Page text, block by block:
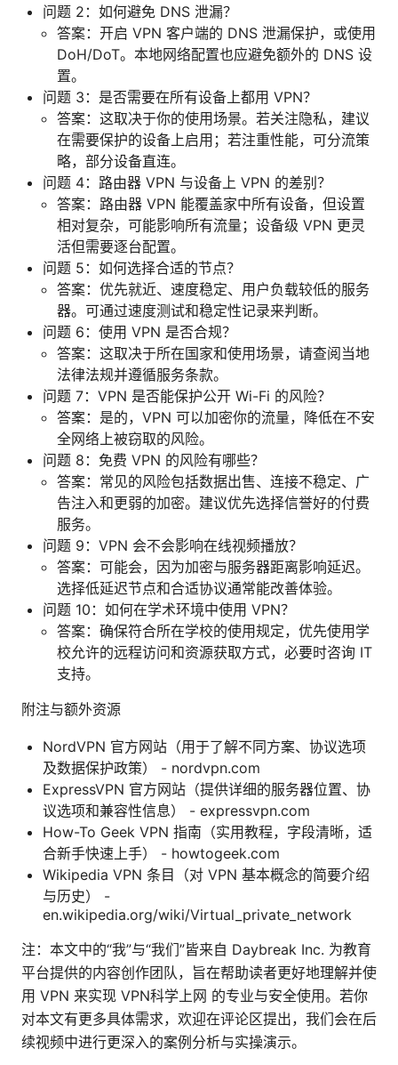
问题 2：如何避免 DNS 泄漏？
答案：开启 VPN 客户端的 DNS 泄漏保护，或使用
DoH/DoT。本地网络配置也应避免额外的 DNS 设
置。
问题 3：是否需要在所有设备上都用 VPN？
答案：这取决于你的使用场景。若关注隐私，建议
在需要保护的设备上启用；若注重性能，可分流策
略，部分设备直连。
问题 4：路由器 VPN 与设备上 VPN 的差别？
答案：路由器 VPN 能覆盖家中所有设备，但设置
相对复杂，可能影响所有流量；设备级 VPN 更灵
活但需要逐台配置。
问题 5：如何选择合适的节点？
答案：优先就近、速度稳定、用户负载较低的服务
器。可通过速度测试和稳定性记录来判断。
问题 6：使用 VPN 是否合规？
答案：这取决于所在国家和使用场景，请查阅当地
法律法规并遵循服务条款。
问题 7：VPN 是否能保护公开 Wi-Fi 的风险？
答案：是的，VPN 可以加密你的流量，降低在不安
全网络上被窃取的风险。
问题 8：免费 VPN 的风险有哪些？
答案：常见的风险包括数据出售、连接不稳定、广
告注入和更弱的加密。建议优先选择信誉好的付费
服务。
问题 9：VPN 会不会影响在线视频播放？
答案：可能会，因为加密与服务器距离影响延迟。
选择低延迟节点和合适协议通常能改善体验。
问题 10：如何在学术环境中使用 VPN？
答案：确保符合所在学校的使用规定，优先使用学
校允许的远程访问和资源获取方式，必要时咨询 IT
支持。
附注与额外资源
NordVPN 官方网站（用于了解不同方案、协议选项
及数据保护政策） - nordvpn.com
ExpressVPN 官方网站（提供详细的服务器位置、协
议选项和兼容性信息） - expressvpn.com
How-To Geek VPN 指南（实用教程，字段清晰，适
合新手快速上手） - howtogeek.com
Wikipedia VPN 条目（对 VPN 基本概念的简要介绍
与历史） -
en.wikipedia.org/wiki/Virtual_private_network
注：本文中的“我”与“我们”皆来自 Daybreak Inc. 为教育
平台提供的内容创作团队，旨在帮助读者更好地理解并使
用 VPN 来实现 VPN科学上网 的专业与安全使用。若你
对本文有更多具体需求，欢迎在评论区提出，我们会在后
续视频中进行更深入的案例分析与实操演示。